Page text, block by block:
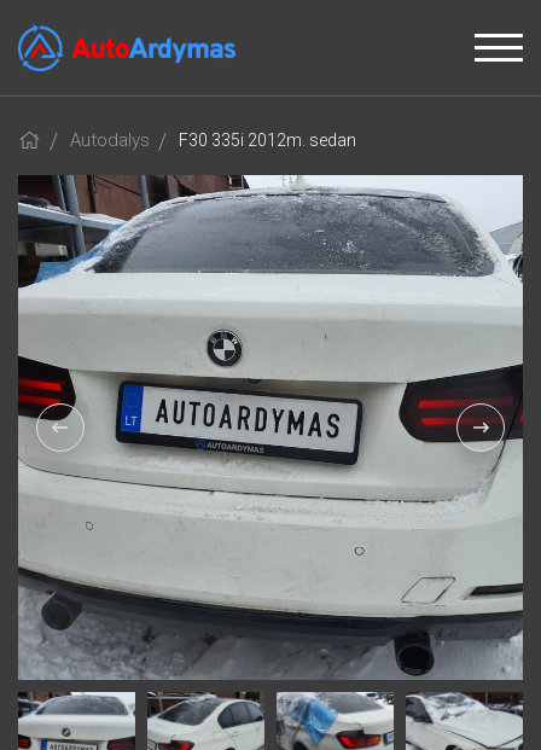
Autodalys F30 335i 2012m. sedan